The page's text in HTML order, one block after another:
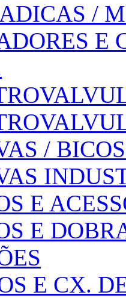
/
E
/
E
E
E CX.